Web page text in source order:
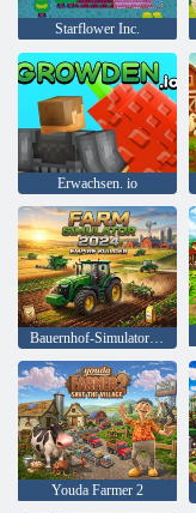
Starflower Inc.
Erwachsen. io
Youda Farmer 2